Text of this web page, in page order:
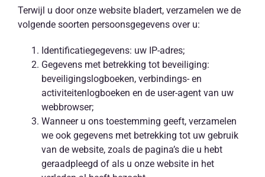
Terwijl u door onze website bladert, verzamelen we de
volgende soorten persoonsgegevens over u:
Identificatiegegevens: uw IP-adres;
Gegevens met betrekking tot beveiliging:
beveiligingslogboeken, verbindings- en
activiteitenlogboeken en de user-agent van uw
webbrowser;
Wanneer u ons toestemming geeft, verzamelen
we ook gegevens met betrekking tot uw gebruik
van de website, zoals de pagina’s die u hebt
geraadpleegd of als u onze website in het